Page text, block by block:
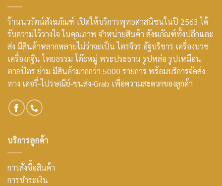
ร้านนวรัตน์สังฆภัณฑ์ เปิดให้บริการพุทธศาสนิชนในปี 2563 ได้
รับความไว้วางใจ ในคุณภาพ จำหน่ายสินค้า สังฆภัณฑ์ทั้งปลีกและ
ส่ง มีสินค้าหลากหลายไม่ว่าจะเป็น ไตรจีวร อัฐบริขาร เครื่องบวช
เครื่องกฐิน ไทยธรรม โต๊ะหมู่ พระประธาน รูปหล่อ รูปเหมือน
ตาลปัตร ย่าม มีสินค้ามากกว่า 5000 รายการ พร้อมบริการจัดส่ง
ทาง เคอรี่-ไปรษณีย์-ขนส่ง-Grab เพื่อความสะดวกของลูกค้า
บริการลูกค้า
การสั่งซื้อสินค้า
การชำระเงิน